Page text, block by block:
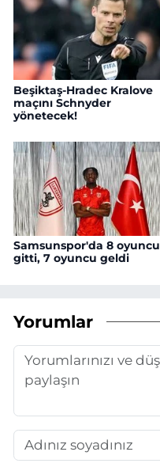
Beşiktaş-Hradec Kralove
maçını Schnyder
yönetecek!
Samsunspor'da 8 oyuncu
gitti, 7 oyuncu geldi
Yorumlar